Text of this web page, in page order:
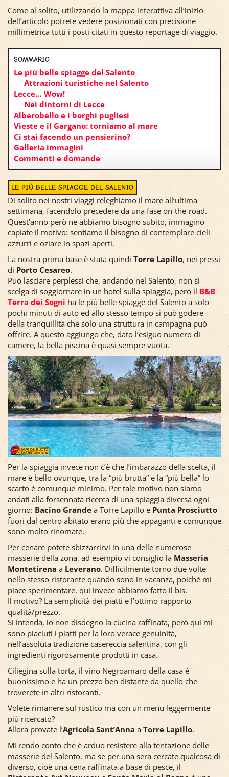
Come al solito, utilizzando la mappa interattiva all’inizio
dell’articolo potrete vedere posizionati con precisione
millimetrica tutti i posti citati in questo reportage di viaggio.
SOMMARIO
Le più belle spiagge del Salento
Attrazioni turistiche nel Salento
Lecce… Wow!
Nei dintorni di Lecce
Alberobello e i borghi pugliesi
Vieste e il Gargano: torniamo al mare
Ci stai facendo un pensierino?
Galleria immagini
Commenti e domande
LE PIÙ BELLE SPIAGGE DEL SALENTO
Di solito nei nostri viaggi releghiamo il mare all’ultima
settimana, facendolo precedere da una fase on-the-road.
Quest’anno però ne abbiamo bisogno subito, immagino
capiate il motivo: sentiamo il bisogno di contemplare cieli
azzurri e oziare in spazi aperti.
La nostra prima base è stata quindi Torre Lapillo, nei pressi
di Porto Cesareo.
Può lasciare perplessi che, andando nel Salento, non si
scelga di soggiornare in un hotel sulla spiaggia, però il B&B
Terra dei Sogni ha le più belle spiagge del Salento a solo
pochi minuti di auto ed allo stesso tempo si può godere
della tranquillità che solo una struttura in campagna può
offrire. A questo aggiungo che, dato l’esiguo numero di
camere, la bella piscina è quasi sempre vuota.
Per la spiaggia invece non c’è che l’imbarazzo della scelta, il
mare è bello ovunque, tra la “più brutta” e la “più bella” lo
scarto è comunque minimo. Per tale motivo non siamo
andati alla forsennata ricerca di una spiaggia diversa ogni
giorno: Bacino Grande a Torre Lapillo e Punta Prosciutto
fuori dal centro abitato erano più che appaganti e comunque
sono molto rinomate.
Per cenare potete sbizzarrirvi in una delle numerose
masserie della zona, ad esempio vi consiglio la Masseria
Montetirena a Leverano. Difficilmente torno due volte
nello stesso ristorante quando sono in vacanza, poiché mi
piace sperimentare, qui invece abbiamo fatto il bis.
Il motivo? La semplicità dei piatti e l’ottimo rapporto
qualità/prezzo.
Si intenda, io non disdegno la cucina raffinata, però qui mi
sono piaciuti i piatti per la loro verace genuinità,
nell’assoluta tradizione casereccia salentina, con gli
ingredienti rigorosamente prodotti in casa.
Ciliegina sulla torta, il vino Negroamaro della casa è
buonissimo e ha un prezzo ben distante da quello che
troverete in altri ristoranti.
Volete rimanere sul rustico ma con un menu leggermente
più ricercato?
Allora provate l’Agricola Sant’Anna a Torre Lapillo.
Mi rendo conto che è arduo resistere alla tentazione delle
masserie del Salento, ma se per una sera cercate qualcosa di
diverso, cioè una cena raffinata a base di pesce, il